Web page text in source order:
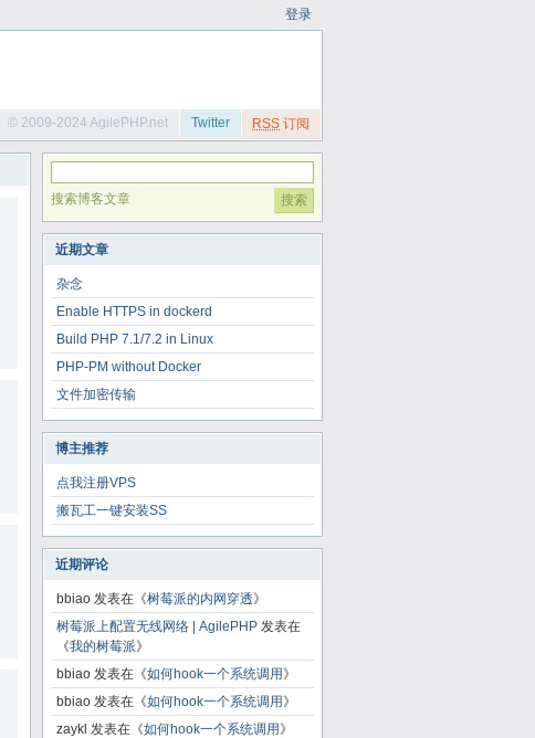
登录
RSS 订阅
Twitter
© 2009-2024 AgilePHP.net
搜索博客文章
近期文章
杂念
Enable HTTPS in dockerd
Build PHP 7.1/7.2 in Linux
PHP-PM without Docker
文件加密传输
博主推荐
点我注册VPS
搬瓦工一键安装SS
近期评论
bbiao 发表在《树莓派的内网穿透》
树莓派上配置无线网络 | AgilePHP 发表在
《我的树莓派》
bbiao 发表在《如何hook一个系统调用 》
bbiao 发表在《如何hook一个系统调用 》
zaykl 发表在《如何hook一个系统调用 》